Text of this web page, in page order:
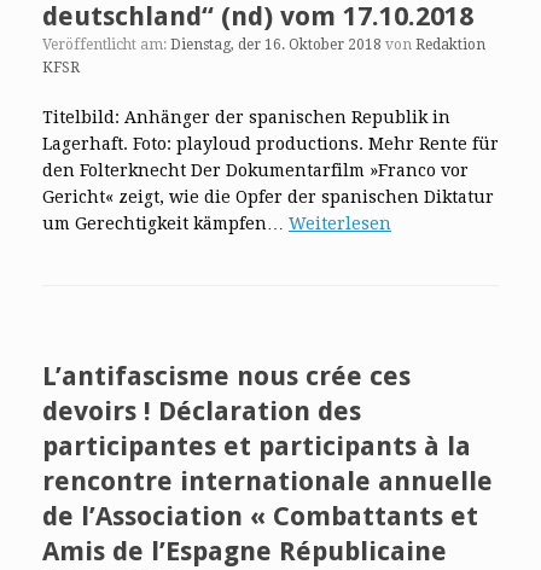
deutschland“ (nd) vom 17.10.2018
Veröffentlicht am: Dienstag, der 16. Oktober 2018 von Redaktion
KFSR
Titelbild: Anhänger der spanischen Republik in
Lagerhaft. Foto: playloud productions. Mehr Rente für
den Folterknecht Der Dokumentarfilm »Franco vor
Gericht« zeigt, wie die Opfer der spanischen Diktatur
um Gerechtigkeit kämpfen… Weiterlesen
L’antifascisme nous crée ces
devoirs ! Déclaration des
participantes et participants à la
rencontre internationale annuelle
de l’Association « Combattants et
Amis de l’Espagne Républicaine